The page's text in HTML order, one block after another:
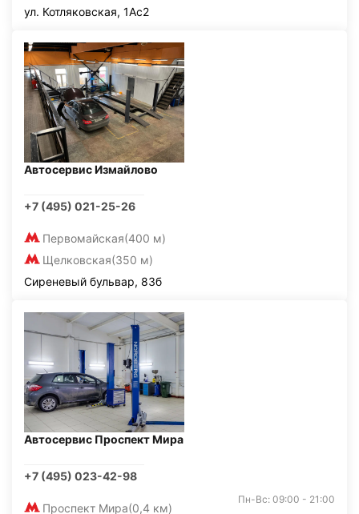
ул. Котляковская, 1Ас2
Автосервис Измайлово
+7 (495) 021-25-26
Первомайская(400 м)
Щелковская(350 м)
Сиреневый бульвар, 83б
Автосервис Проспект Мира
+7 (495) 023-42-98
Проспект Мира(0,4 км)
Пн-Вс: 09:00 - 21:00